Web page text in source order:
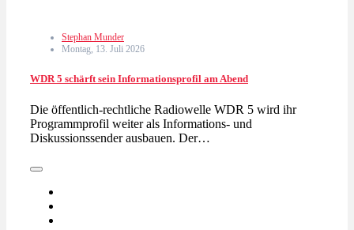
Stephan Munder
Montag, 13. Juli 2026
WDR 5 schärft sein Informationsprofil am Abend
Die öffentlich-rechtliche Radiowelle WDR 5 wird ihr
Programmprofil weiter als Informations- und
Diskussionssender ausbauen. Der…